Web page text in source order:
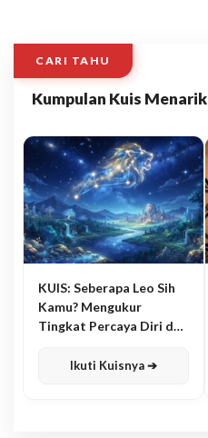
CARI TAHU
Kumpulan Kuis Menarik
KUIS: Seberapa Leo Sih
Kamu? Mengukur
Tingkat Percaya Diri dan
Ikuti Kuisnya ➔